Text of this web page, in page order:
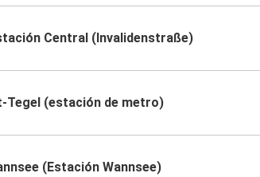
Central (Invalidenstraße)
Tegel (estación de metro)
(Estación Wannsee)